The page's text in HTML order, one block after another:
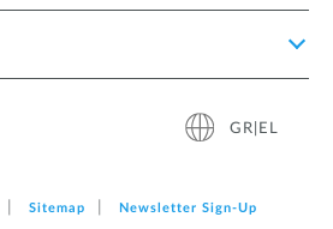
GR|EL
Sitemap Newsletter Sign‑Up